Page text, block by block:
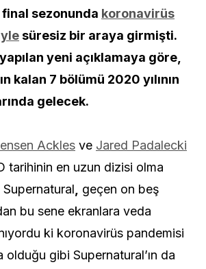
sezonunda koronavirüs
süresiz bir araya girmişti.
yeni açıklamaya göre,
kalan 7 bölümü 2020 yılının
gelecek.
Ackles ve Jared Padalecki
tarihinin en uzun dizisi olma
Supernatural
geçen on beş
bu sene ekranlara veda
ki koronavirüs pandemisi
olduğu gibi Supernatural’ın da